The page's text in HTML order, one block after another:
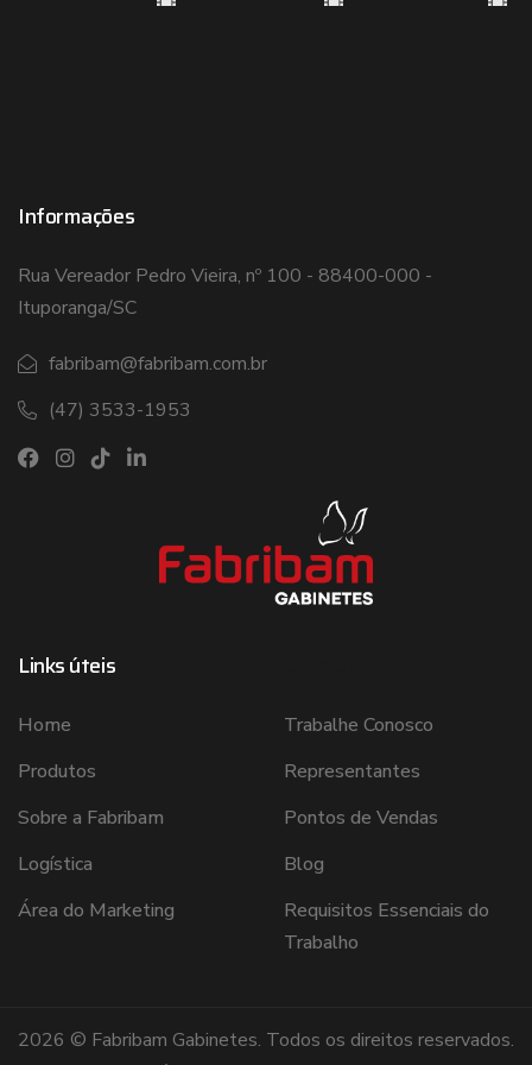
Informações
Rua Vereador Pedro Vieira, nº 100 - 88400-000 -
Ituporanga/SC
fabribam@fabribam.com.br
(47) 3533-1953
Links úteis
Home
Produtos
Sobre a Fabribam
Logística
Área do Marketing
Trabalhe Conosco
Representantes
Pontos de Vendas
Blog
Requisitos Essenciais do
Trabalho
2026 © Fabribam Gabinetes. Todos os direitos reservados.